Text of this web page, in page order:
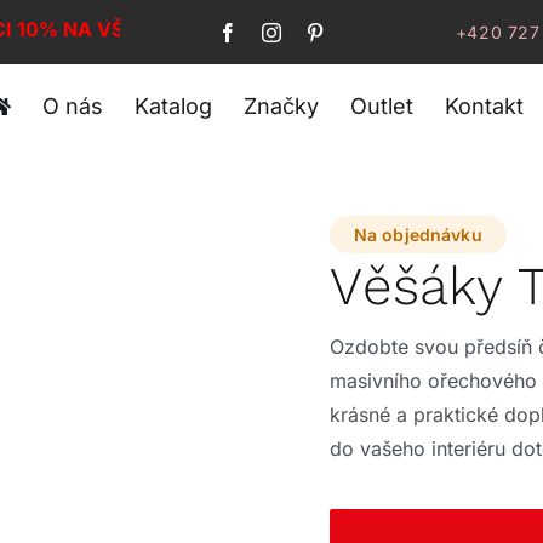
10% NA VŠE! +420
O nás Katalog Značky Outlet Kontakt
Na objednávku
Věšáky
Ozdobte svou předsíň
masivního
krásné a praktické
do vašeho interiéru